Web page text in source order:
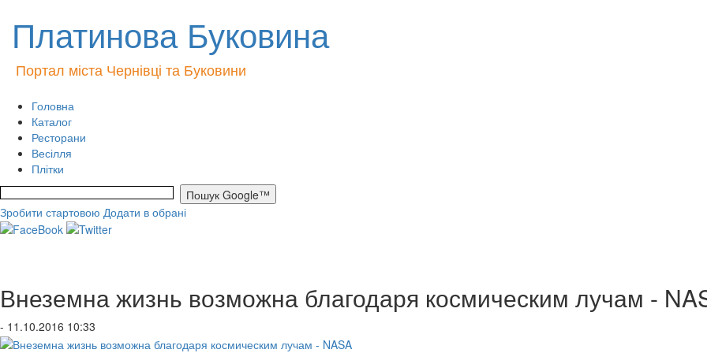
Платинова Буковина
Портал міста Чернівці та Буковини
Головна
Каталог
Ресторани
Весілля
Плітки
Зробити стартовою Додати в обрані
Внеземна жизнь возможна благодаря космическим лучам -
- 11.10.2016 10:33